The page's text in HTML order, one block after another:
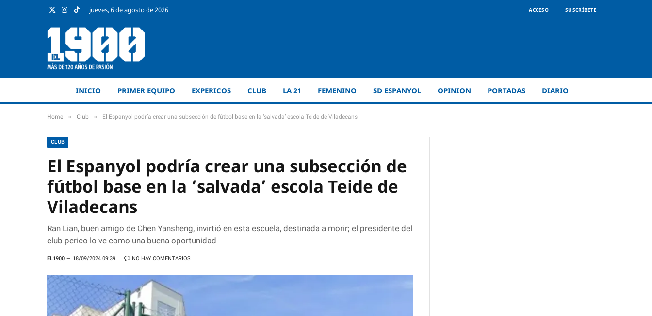
X
Instagram
TikTokjueves, 6 de agosto de 2026 ACCESO SUSCRÍBETE
INICIO PRIMER EQUIPO EXPERICOS CLUB LA 21 FEMENINO SD ESPANYOL OPINION PORTADAS DIARIO
Home » Club » El Espanyol podría crear una subsección de fútbol base en la ‘salvada’ escola Teide de Viladecans
CLUB
El Espanyol podría crear una subsección de
fútbol base en la ‘salvada’ escola Teide de
Viladecans
Ran Lian, buen amigo de Chen Yansheng, invirtió en esta escuela, destinada a morir; el presidente del
club perico lo ve como una buena oportunidad
EL1900 18/09/2024 09:39 NO HAY COMENTARIOS